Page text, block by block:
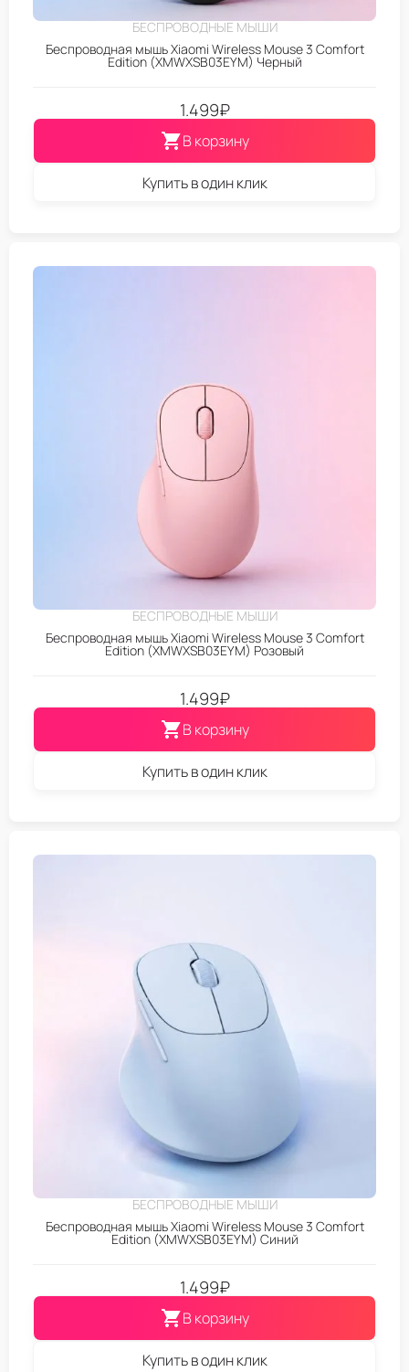
БЕСПРОВОДНЫЕ МЫШИ
Беспроводная мышь Xiaomi Wireless Mouse 3 Comfort
Edition (XMWXSB03EYM) Черный
1.499₽
В корзину
Купить в один клик
БЕСПРОВОДНЫЕ МЫШИ
Беспроводная мышь Xiaomi Wireless Mouse 3 Comfort
Edition (XMWXSB03EYM) Розовый
1.499₽
В корзину
Купить в один клик
БЕСПРОВОДНЫЕ МЫШИ
Беспроводная мышь Xiaomi Wireless Mouse 3 Comfort
Edition (XMWXSB03EYM) Синий
1.499₽
В корзину
Купить в один клик